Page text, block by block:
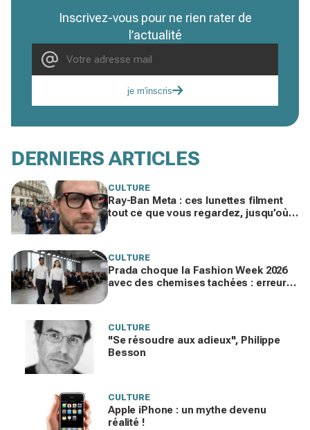
Inscrivez-vous pour ne rien rater de
l’actualité
je m'inscris
DERNIERS ARTICLES
CULTURE
Ray-Ban Meta : ces lunettes filment
tout ce que vous regardez, jusqu’où
CULTURE
Prada choque la Fashion Week 2026
avec des chemises tachées : erreur
CULTURE
"Se résoudre aux adieux", Philippe
Besson
CULTURE
Apple iPhone : un mythe devenu
réalité !